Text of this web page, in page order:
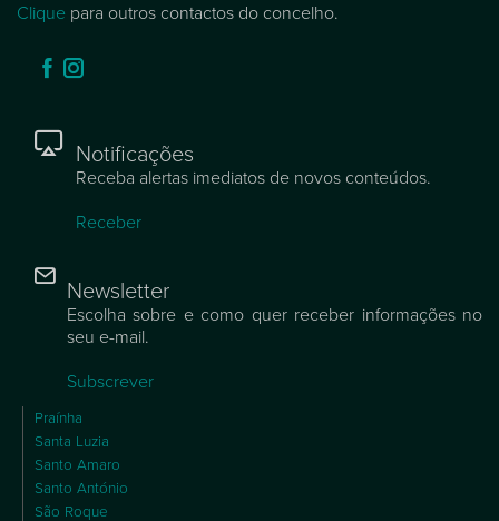
Clique para outros contactos do concelho.
Notificações
Receba alertas imediatos de novos conteúdos.
Receber
Newsletter
Escolha sobre e como quer receber informações no
seu e-mail.
Subscrever
Praínha
Santa Luzia
Santo Amaro
Santo António
São Roque